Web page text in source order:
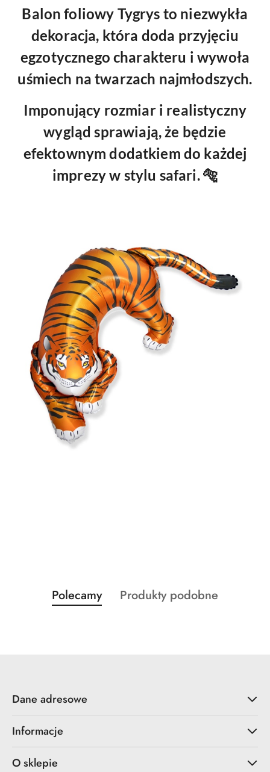
Balon foliowy Tygrys to niezwykła
dekoracja, która doda przyjęciu
egzotycznego charakteru i wywoła
uśmiech na twarzach najmłodszych.
Imponujący rozmiar i realistyczny
wygląd sprawiają, że będzie
efektownym dodatkiem do każdej
imprezy w stylu safari. 🐅
Pomiń karuzelę produktów
Produkty
o
Polecamy
Produkty
Produkty podobne
Dane adresowe
Informacje
O sklepie